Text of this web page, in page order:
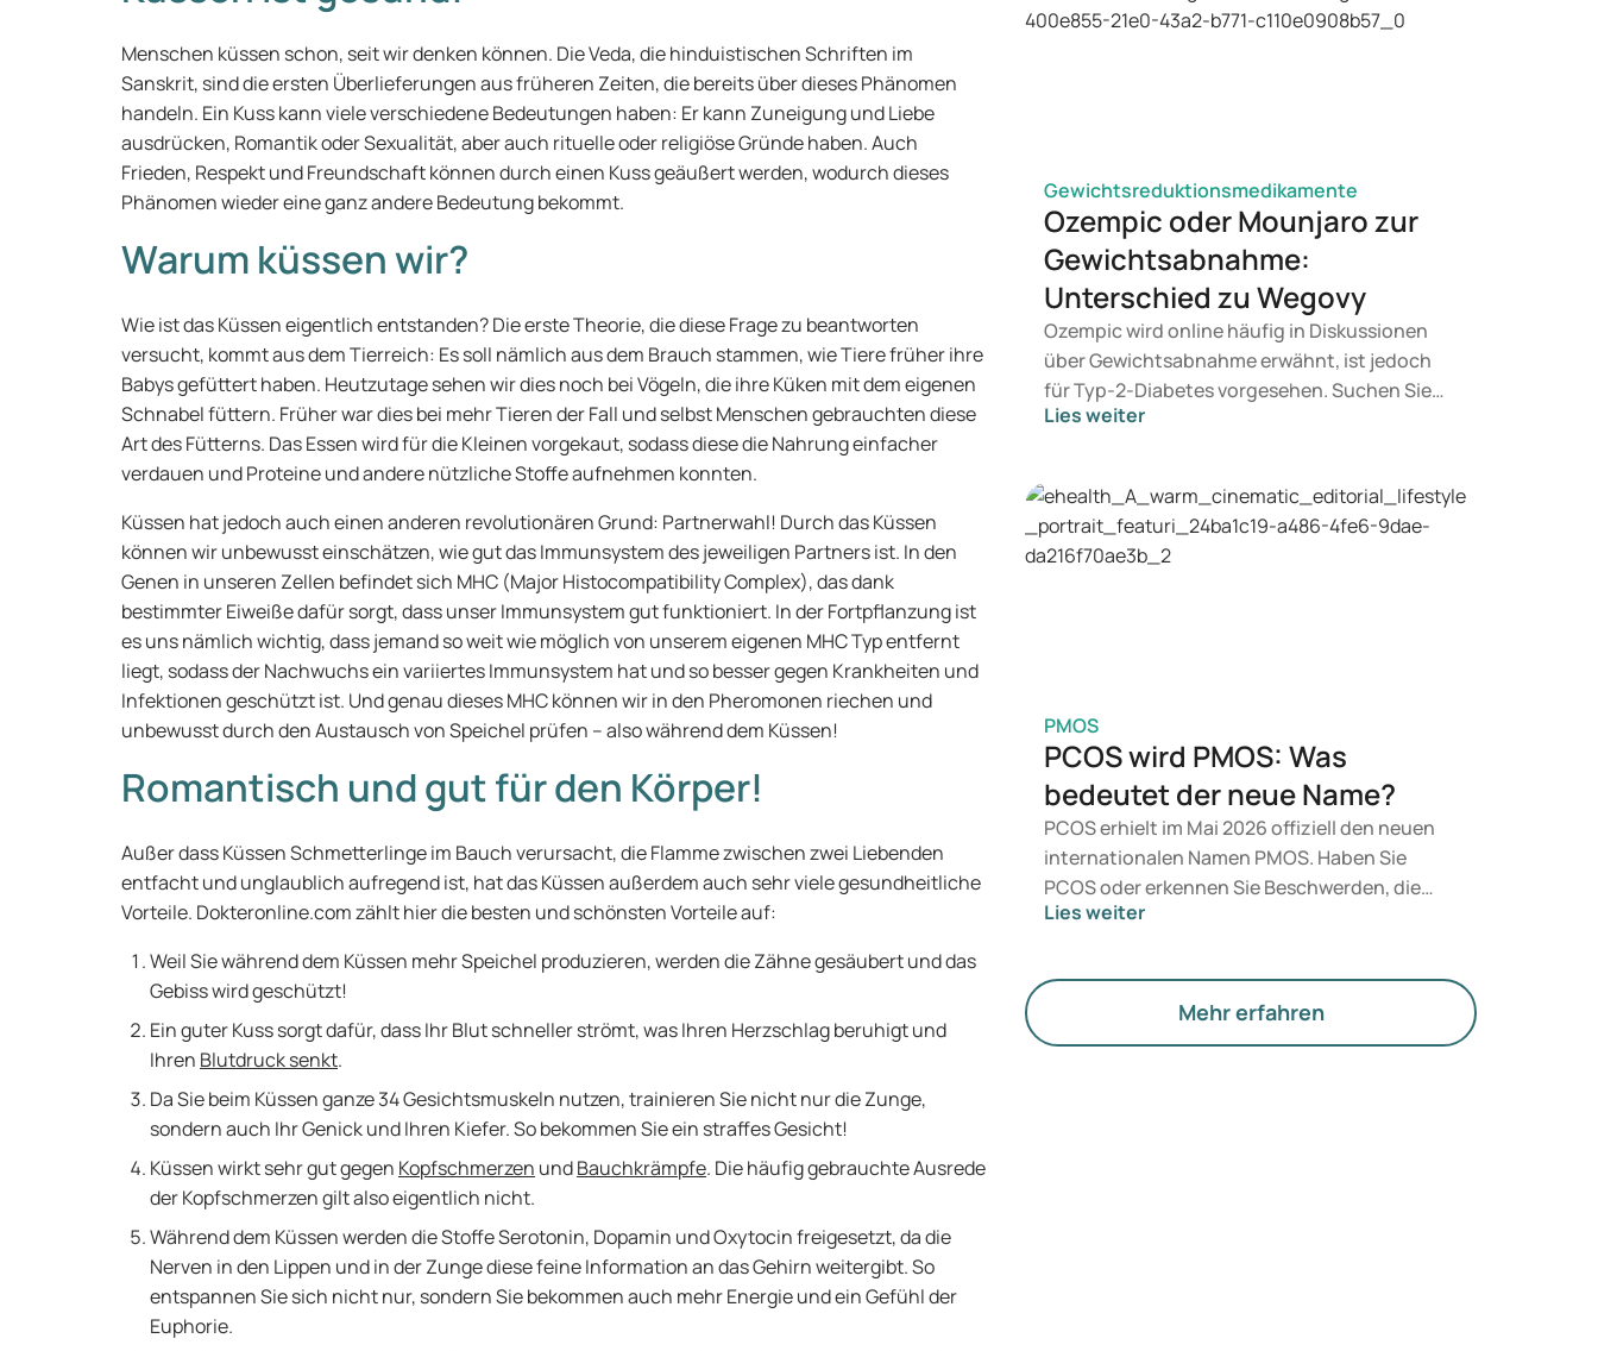
Menschen küssen schon, seit wir denken können. Die Veda, die hinduistischen Schriften im
Sanskrit, sind die ersten Überlieferungen aus früheren Zeiten, die bereits über dieses Phänomen
handeln. Ein Kuss kann viele verschiedene Bedeutungen haben: Er kann Zuneigung und Liebe
ausdrücken, Romantik oder Sexualität, aber auch rituelle oder religiöse Gründe haben. Auch
Frieden, Respekt und Freundschaft können durch einen Kuss geäußert werden, wodurch dieses
Phänomen wieder eine ganz andere Bedeutung bekommt.
Warum küssen wir?
Wie ist das Küssen eigentlich entstanden? Die erste Theorie, die diese Frage zu beantworten
versucht, kommt aus dem Tierreich: Es soll nämlich aus dem Brauch stammen, wie Tiere früher ihre
Babys gefüttert haben. Heutzutage sehen wir dies noch bei Vögeln, die ihre Küken mit dem eigenen
Schnabel füttern. Früher war dies bei mehr Tieren der Fall und selbst Menschen gebrauchten diese
Art des Fütterns. Das Essen wird für die Kleinen vorgekaut, sodass diese die Nahrung einfacher
verdauen und Proteine und andere nützliche Stoffe aufnehmen konnten.
Küssen hat jedoch auch einen anderen revolutionären Grund: Partnerwahl! Durch das Küssen
können wir unbewusst einschätzen, wie gut das Immunsystem des jeweiligen Partners ist. In den
Genen in unseren Zellen befindet sich MHC (Major Histocompatibility Complex), das dank
bestimmter Eiweiße dafür sorgt, dass unser Immunsystem gut funktioniert. In der Fortpflanzung ist
es uns nämlich wichtig, dass jemand so weit wie möglich von unserem eigenen MHC Typ entfernt
liegt, sodass der Nachwuchs ein variiertes Immunsystem hat und so besser gegen Krankheiten und
Infektionen geschützt ist. Und genau dieses MHC können wir in den Pheromonen riechen und
unbewusst durch den Austausch von Speichel prüfen – also während dem Küssen!
Romantisch und gut für den Körper!
Außer dass Küssen Schmetterlinge im Bauch verursacht, die Flamme zwischen zwei Liebenden
entfacht und unglaublich aufregend ist, hat das Küssen außerdem auch sehr viele gesundheitliche
Vorteile. Dokteronline.com zählt hier die besten und schönsten Vorteile auf:
Weil Sie während dem Küssen mehr Speichel produzieren, werden die Zähne gesäubert und das
Gebiss wird geschützt!
Ein guter Kuss sorgt dafür, dass Ihr Blut schneller strömt, was Ihren Herzschlag beruhigt und
Ihren Blutdruck senkt.
Da Sie beim Küssen ganze 34 Gesichtsmuskeln nutzen, trainieren Sie nicht nur die Zunge,
sondern auch Ihr Genick und Ihren Kiefer. So bekommen Sie ein straffes Gesicht!
Küssen wirkt sehr gut gegen Kopfschmerzen undBauchkrämpfe. Die häufig gebrauchte Ausrede
der Kopfschmerzen gilt also eigentlich nicht.
Während dem Küssen werden die Stoffe Serotonin, Dopamin und Oxytocin freigesetzt, da die
Nerven in den Lippen und in der Zunge diese feine Information an das Gehirn weitergibt. So
entspannen Sie sich nicht nur, sondern Sie bekommen auch mehr Energie und ein Gefühl der
Euphorie.
Gewichtsreduktionsmedikamente
Ozempic oder Mounjaro zur
Gewichtsabnahme:
Unterschied zu Wegovy
Ozempic wird online häufig in Diskussionen
über Gewichtsabnahme erwähnt, ist jedoch
für Typ-2-Diabetes vorgesehen. Suchen Sie
eine Behandlung zur Gewichtskontrolle,
entscheidet ein Arzt auf Basis Ihrer
Gesundheit, Ihres BMI und Ihres
Medikamentengebrauchs.
Lies weiter
PMOS
PCOS wird PMOS: Was
bedeutet der neue Name?
PCOS erhielt im Mai 2026 offiziell den neuen
internationalen Namen PMOS. Haben Sie
PCOS oder erkennen Sie Beschwerden, die
dazu passen? Medizinisch ändert sich vorerst
Gewicht auf Hormone, den Stoffwechsel und
die Funktion der Eierstöcke.
Lies weiter
Mehr erfahren